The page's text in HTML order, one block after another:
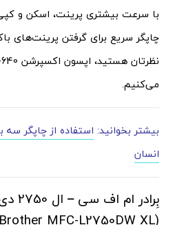
با سرعت بیشتری پرینت، اسکن و
چاپگر سریع برای گرفتن پرینت‌های
می‌کنیم.
بیشتر بخوانید: استفاده از چاپگر
انسان
(Brother MFC-L2750DW XL)